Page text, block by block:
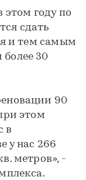
этом году по
сдать
и тем самым
30
90
этом
в
у нас 266
метров», -